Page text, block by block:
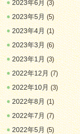
2023年6月 (3)
2023年5月(5)
2023年4月(1)
2023年3月(6)
2023年1月(3)
2022年12月(7)
2022年10月(3)
2022年8月(1)
2022年7月(7)
2022年5月(5)